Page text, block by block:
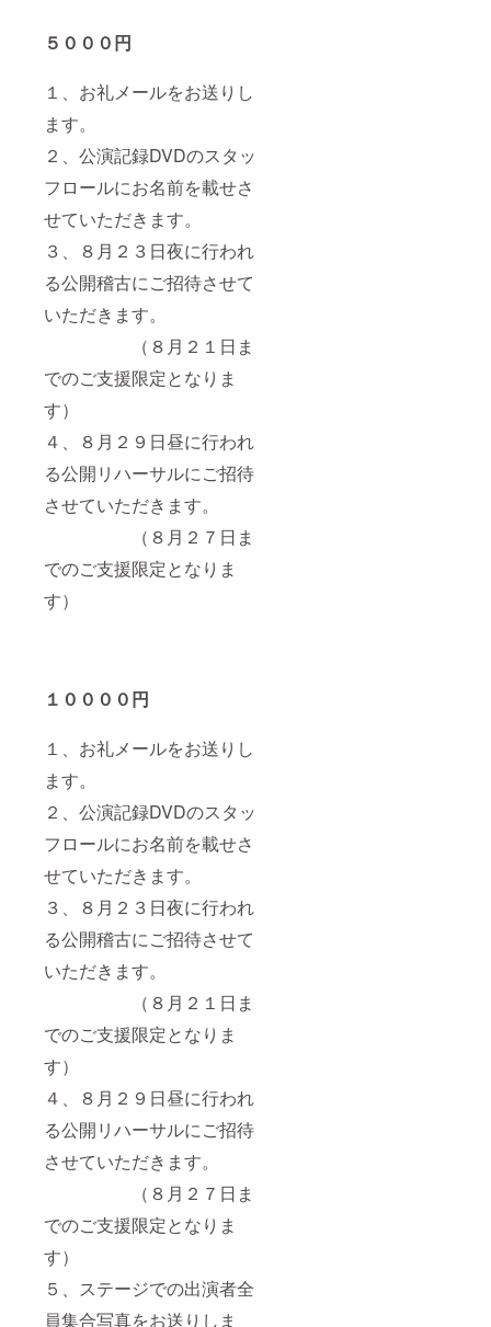
５０００円
１、お礼メールをお送りし
ます。
２、公演記録DVDのスタッ
フロールにお名前を載せさ
せていただきます。
３、８月２３日夜に行われ
る公開稽古にご招待させて
いただきます。
（８月２１日ま
でのご支援限定となりま
す）
４、８月２９日昼に行われ
る公開リハーサルにご招待
させていただきます。
（８月２７日ま
でのご支援限定となりま
す）
１００００円
１、お礼メールをお送りし
ます。
２、公演記録DVDのスタッ
フロールにお名前を載せさ
せていただきます。
３、８月２３日夜に行われ
る公開稽古にご招待させて
いただきます。
（８月２１日ま
でのご支援限定となりま
す）
４、８月２９日昼に行われ
る公開リハーサルにご招待
させていただきます。
（８月２７日ま
でのご支援限定となりま
す）
５、ステージでの出演者全
員集合写真をお送りしま